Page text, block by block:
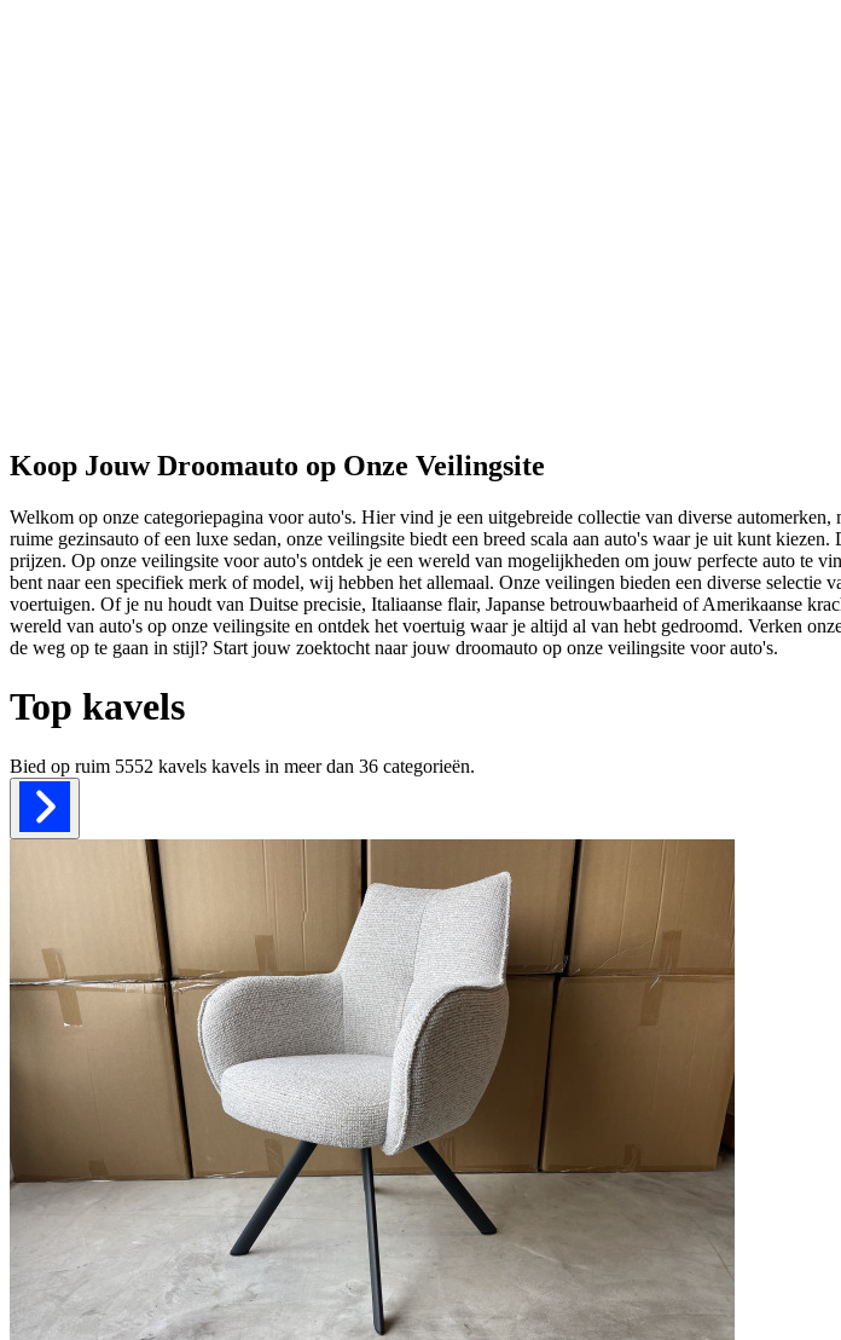
Koop Jouw Droomauto op Onze Veilingsite
Welkom op onze categoriepagina voor auto's. Hier vind je een uitgebreide collectie van diverse
ruime gezinsauto of een luxe sedan, onze veilingsite biedt een breed scala aan auto's waar je uit kunt
prijzen. Op onze veilingsite voor auto's ontdek je een wereld van mogelijkheden om jouw perfecte auto te
bent naar een specifiek merk of model, wij hebben het allemaal. Onze veilingen bieden een diverse
voertuigen. Of je nu houdt van Duitse precisie, Italiaanse flair, Japanse betrouwbaarheid of Amerikaanse
wereld van auto's op onze veilingsite en ontdek het voertuig waar je altijd al van hebt gedroomd. Verken
de weg op te gaan in stijl? Start jouw zoektocht naar jouw droomauto op onze veilingsite voor auto's.
Top kavels
Bied op ruim 5552 kavels kavels in meer dan 36 categorieën.